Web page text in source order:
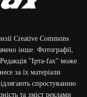
/ ДСНС України / 06.07.2026
Creative Commons
інше. Фотографії,
"Ірта-fax" може
за їх матеріали
спростуванню
та зміст реклами